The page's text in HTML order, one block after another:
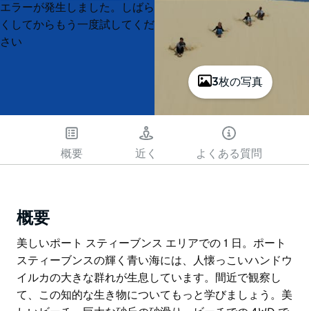
3枚の写真
Product
List
Product
List
エラーが発生しました。しばら
くしてからもう一度試してくだ
さい
概要 近く よくある質問
概要
美しいポート スティーブンス エリアでの 1 日。ポート
スティーブンスの輝く青い海には、人懐っこいハンドウ
イルカの大きな群れが生息しています。間近で観察し
て、この知的な生き物についてもっと学びましょう。美